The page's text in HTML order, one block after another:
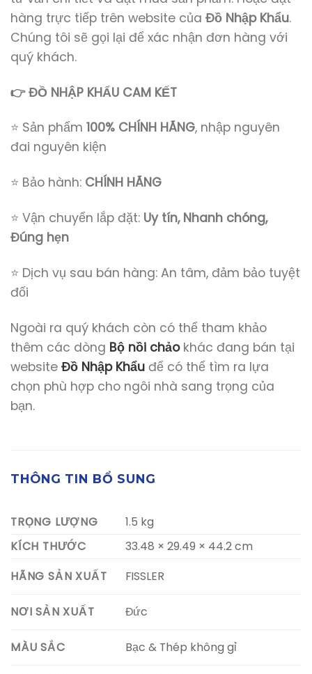
hàng trực tiếp trên website của Đồ Nhập Khẩu.
Chúng tôi sẽ gọi lại để xác nhận đơn hàng với
quý khách.
👉 ĐỒ NHẬP KHẨU CAM KẾT
⭐ Sản phẩm 100% CHÍNH HÃNG, nhập nguyên
đai nguyên kiện
⭐ Bảo hành: CHÍNH HÃNG
⭐ Vận chuyển lắp đặt: Uy tín, Nhanh chóng,
Đúng hẹn
⭐ Dịch vụ sau bán hàng: An tâm, đảm bảo tuyệt
đối
Ngoài ra quý khách còn có thể tham khảo
thêm các dòng Bộ nồi chảokhác đang bán tại
website Đồ Nhập Khẩu để có thể tìm ra lựa
chọn phù hợp cho ngôi nhà sang trọng của
bạn.
THÔNG TIN BỔ SUNG
TRỌNG LƯỢNG
1.5 kg
KÍCH THƯỚC
33.48 × 29.49 × 44.2 cm
HÃNG SẢN XUẤT
FISSLER
NƠI SẢN XUẤT Đức
MÀU SẮC Bạc & Thép không gỉ